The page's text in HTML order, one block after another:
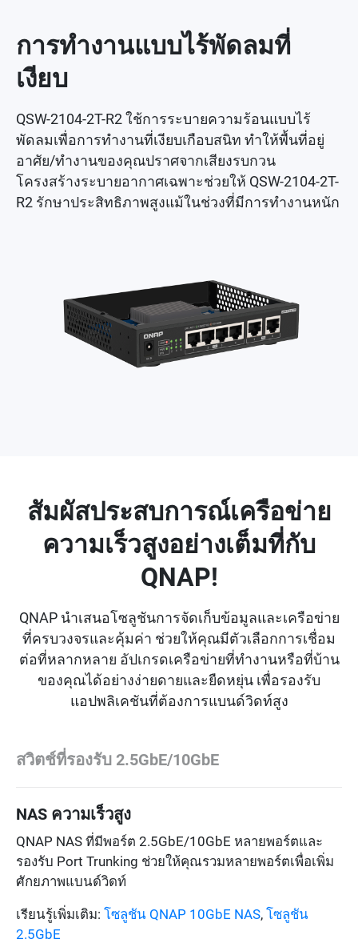
การทำงานแบบไร้พัดลมที่
เงียบ
QSW-2104-2T-R2 ใช้การระบายความร้อนแบบไร้
พัดลมเพื่อการทำงานที่เงียบเกือบสนิท ทำให้พื้นที่อยู่
อาศัย/ทำงานของคุณปราศจากเสียงรบกวน
โครงสร้างระบายอากาศเฉพาะช่วยให้ QSW-2104-2T-
R2 รักษาประสิทธิภาพสูงแม้ในช่วงที่มีการทำงานหนัก
สัมผัสประสบการณ์เครือข่าย
ความเร็วสูงอย่างเต็มที่กับ
QNAP!
QNAP นำเสนอโซลูชันการจัดเก็บข้อมูลและเครือข่าย
ที่ครบวงจรและคุ้มค่า ช่วยให้คุณมีตัวเลือกการเชื่อม
ต่อที่หลากหลาย อัปเกรดเครือข่ายที่ทำงานหรือที่บ้าน
ของคุณได้อย่างง่ายดายและยืดหยุ่น เพื่อรองรับ
แอปพลิเคชันที่ต้องการแบนด์วิดท์สูง
สวิตช์ที่รองรับ 2.5GbE/10GbE
NAS ความเร็วสูง
QNAP NAS ที่มีพอร์ต 2.5GbE/10GbE หลายพอร์ตและ
รองรับ Port Trunking ช่วยให้คุณรวมหลายพอร์ตเพื่อเพิ่ม
ศักยภาพแบนด์วิดท์
เรียนรู้เพิ่มเติม: โซลูชัน QNAP 10GbE NAS, โซลูชัน
2.5GbE